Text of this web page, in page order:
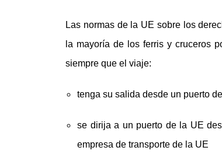
Las normas de la UE sobre los
la mayoría de los ferris y cruceros
siempre que el viaje:
tenga su salida desde un puerto
se dirija a un puerto de la UE
empresa de transporte de la UE